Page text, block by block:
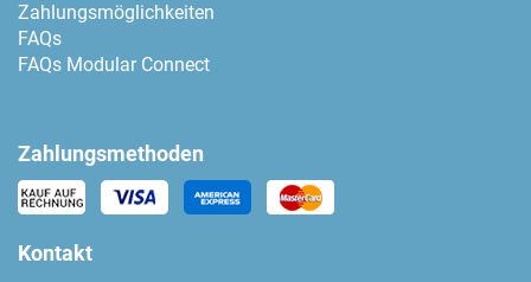
Zahlungsmöglichkeiten
FAQs
FAQs Modular Connect
Zahlungsmethoden
Kontakt